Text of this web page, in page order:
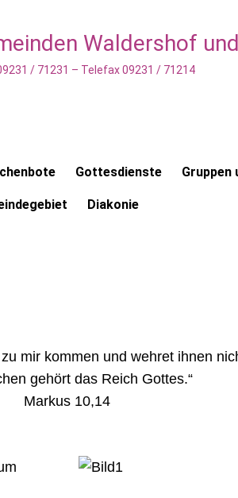
Waldershof
/ 71231 – Telefax 09231 / 71214
Gottesdienste Gruppen
Diakonie
mir kommen und wehret ihnen
gehört das Reich Gottes.“
Markus 10,14